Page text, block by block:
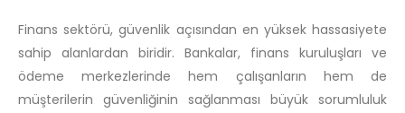
Finans sektörü, güvenlik açısından en yüksek hassasiyete
sahip alanlardan biridir. Bankalar, finans kuruluşları ve
ödeme merkezlerinde hem çalışanların hem de
müşterilerin güvenliğinin sağlanması büyük sorumluluk